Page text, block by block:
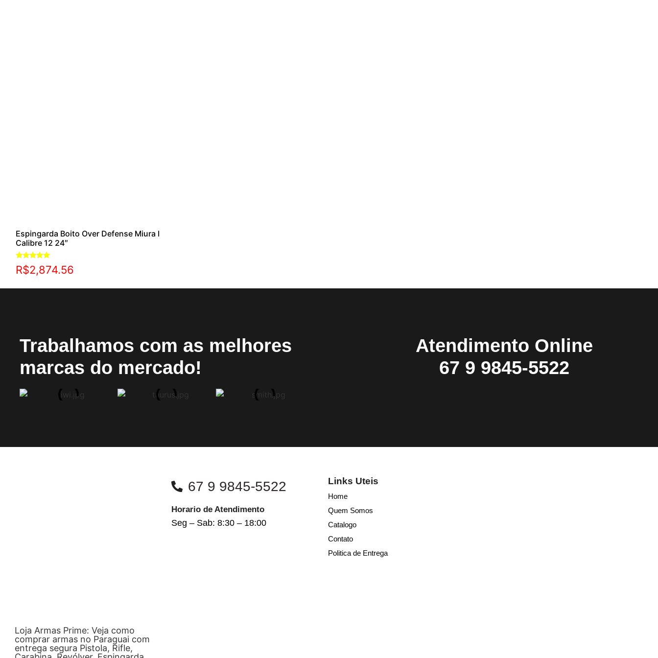
Espingarda Boito Over Defense Miura I
Calibre 12 24″
Avaliação
5.00
R$2,874.56
Trabalhamos com as melhores
marcas do mercado!
Atendimento Online
67 9 9845-5522
Loja Armas Prime: Veja como
comprar armas no Paraguai com
entrega segura Pistola, Rifle,
67 9 9845-5522
Horario de Atendimento
Seg – Sab: 8:30 – 18:00
Links Uteis
Home
Quem Somos
Catalogo
Contato
Politica de Entrega